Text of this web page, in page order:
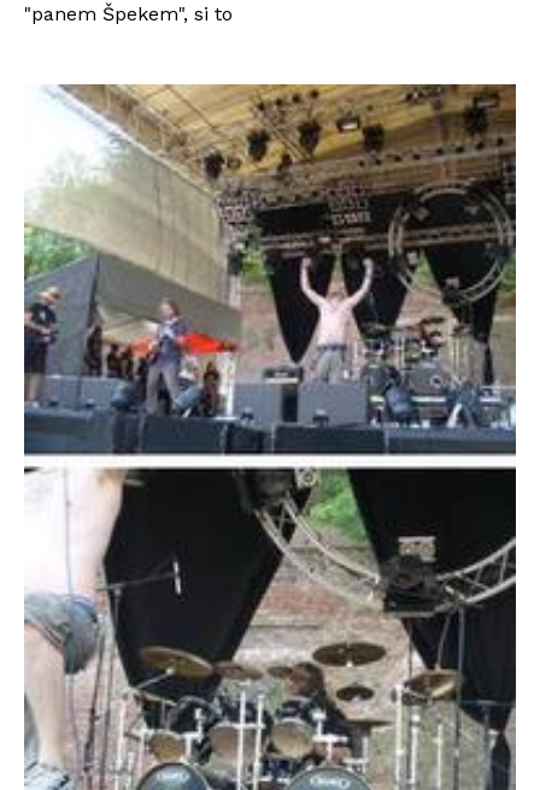
"panem Špekem", si to